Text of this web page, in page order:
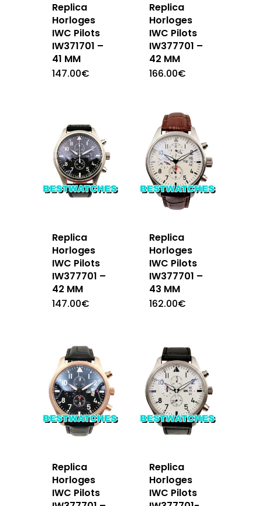
Replica
Horloges
IWC Pilots
IW371701 –
41 MM
147.00€
Replica
Horloges
IWC Pilots
IW377701 –
42 MM
166.00€
Replica
Horloges
IWC Pilots
IW377701 –
42 MM
147.00€
Replica
Horloges
IWC Pilots
IW377701 –
43 MM
162.00€
Replica
Horloges
IWC Pilots
Replica
Horloges
IWC Pilots